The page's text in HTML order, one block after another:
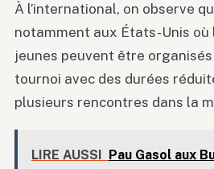
À l’international, on observe
notamment aux États-Unis où
jeunes peuvent être
tournoi avec des durées
plusieurs rencontres dans la
LIRE AUSSI Pau Gasol aux